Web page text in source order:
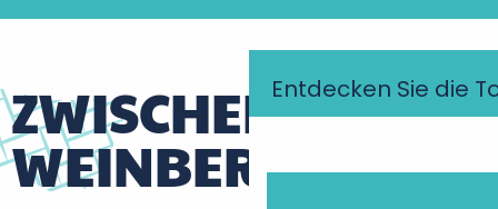
Entdecken Sie die
ZWISCHEN DEN
WEINBERGEN